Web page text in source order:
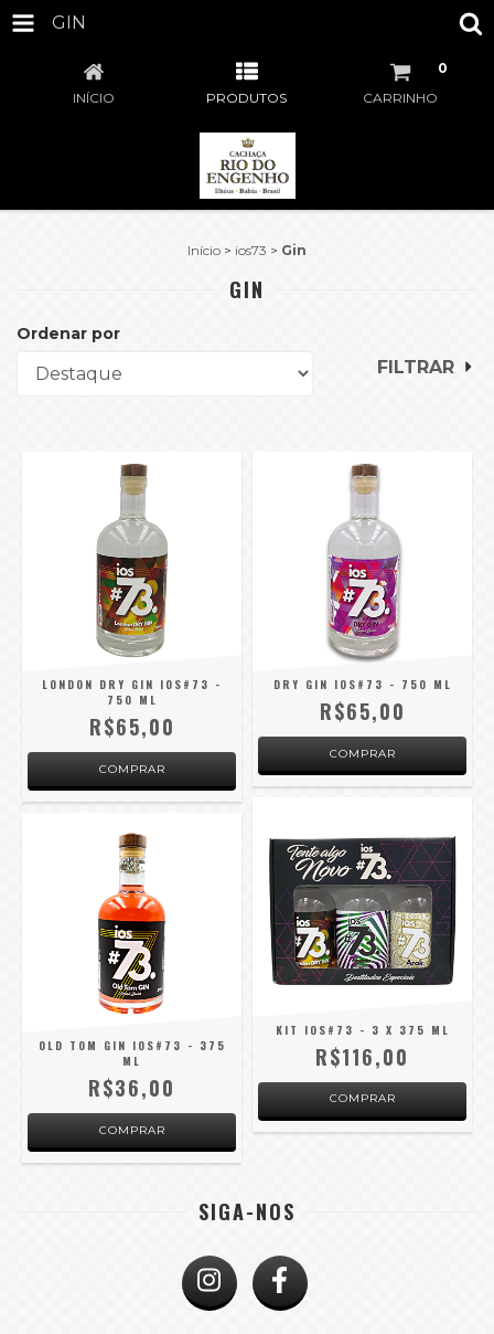
GIN
INÍCIO PRODUTOS CARRINHO
0
Início > ios73 > Gin
GIN
Ordenar por
FILTRAR
LONDON DRY GIN IOS#73 -
750 ML
R$65,00
DRY GIN IOS#73 - 750 ML
R$65,00
OLD TOM GIN IOS#73 - 375
ML
R$36,00
KIT IOS#73 - 3 X 375 ML
R$116,00
COMPRAR
SIGA-NOS